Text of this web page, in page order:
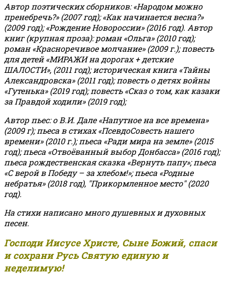
Автор поэтических сборников: «Народом можно
пренебречь?» (2007 год); «Как начинается весна?»
(2009 год); «Рождение Новороссии» (2016 год). Автор
книг (крупная проза): роман «Ольга» (2010 год);
роман «Красноречивое молчание» (2009 г.); повесть
для детей «МИРАЖИ на дорогах + детские
ШАЛОСТИ», (2011 год); историческая книга «Тайны
Александровска» (2011 год); повесть о детях войны
«Гутенька» (2019 год); повесть «Сказ о том, как казаки
за Правдой ходили» (2019 год);
Автор пьес: о В.И. Дале «Напутное на все времена»
(2009 г); пьеса в стихах «ПсевдоСовесть нашего
времени» (2010 г.); пьеса «Ради мира на земле» (2015
год); пьеса «Отвоёванный выбор Донбасса» (2016 год);
пьеса рождественская сказка «Вернуть папу»; пьеса
«С верой в Победу – за хлебом!»;пьеса «Родные
небратья» (2018 год), "Прикормленное место" (2020
год).
На стихи написано много душевных и духовных
песен.
Господи Иисусе Христе, Сыне Божий, спаси
и сохрани Русь Святую единую и
неделимую!